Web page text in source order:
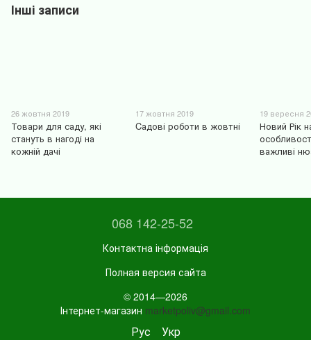
Інші записи
26 жовтня 2019
Товари для саду, які
стануть в нагоді на
кожній дачі
17 жовтня 2019
Cадові роботи в жовтні
19 вересня
Новий Рік
важливі
068 142-25-52
Контактна інформація
Полная версия сайта
© 2014—2026
Інтернет-магазин marketpoliv@gmail.com
Рус Укр